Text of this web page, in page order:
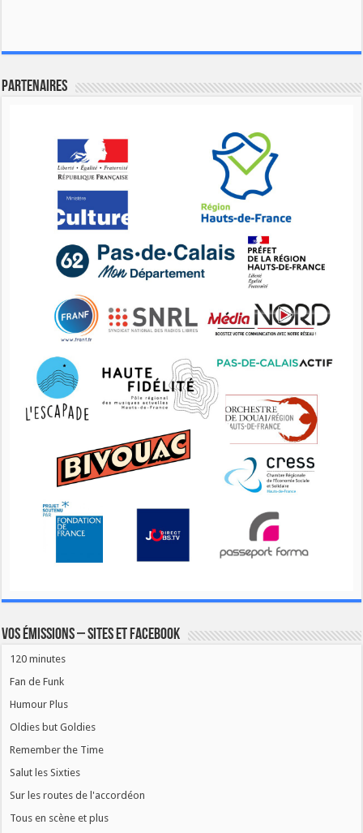
Partenaires
Vos émissions – Sites et Facebook
120 minutes
Fan de Funk
Humour Plus
Oldies but Goldies
Remember the Time
Salut les Sixties
Sur les routes de l'accordéon
Tous en scène et plus